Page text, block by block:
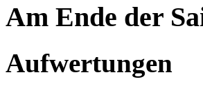
Am Ende der
Aufwertungen